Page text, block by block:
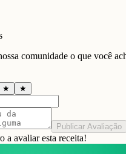
comunidade o que você
★ ★
Publicar Avaliação
a avaliar esta receita!